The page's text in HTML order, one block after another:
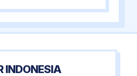
INDONESIA